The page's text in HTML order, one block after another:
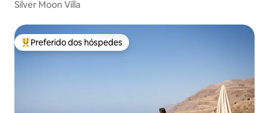
Silver Moon Villa
Entre os melhores preferidos dos hóspedes
Preferido dos hóspedes